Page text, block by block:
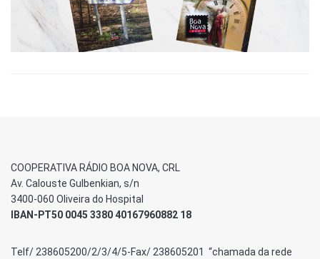
COOPERATIVA RÁDIO BOA NOVA, CRL
Av. Calouste Gulbenkian, s/n
3400-060 Oliveira do Hospital
IBAN-PT50 0045 3380 40167960882 18
Telf/ 238605200/2/3/4/5-Fax/ 238605201 “chamada da rede